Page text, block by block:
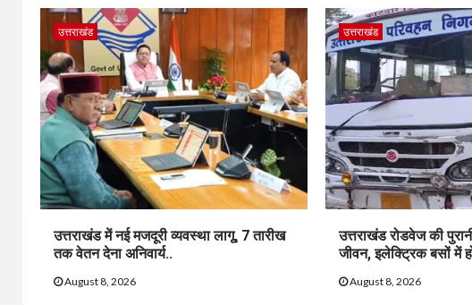
उत्तराखंड
उत्तराखंड में नई मजदूरी व्यवस्था लागू, 7 तारीख
तक वेतन देना अनिवार्य..
August 8, 2026
उत्तराखंड
उत्तराखंड रोडवेज की
जीवन, इलेक्ट्रिक बसों में
August 8, 2026